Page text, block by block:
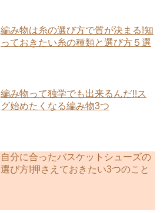
編み物は糸の選び方で質が決まる!知
っておきたい糸の種類と選び方５選
編み物って独学でも出来るんだ!!ス
グ始めたくなる編み物3つ
自分に合ったバスケットシューズの
選び方!押さえておきたい3つのこと